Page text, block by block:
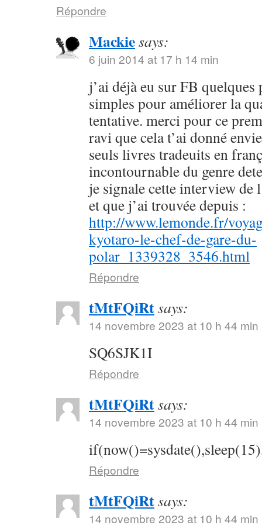
Répondre
Mackiesays:
6 juin 2014 at 17 h 14 min
j’ai déjà eu sur FB quelques
simples pour améliorer la
tentative. merci pour ce
ravi que cela t’ai donné
seuls livres tradeuits en
incontournable du genre
je signale cette interview de
et que j’ai trouvée depuis :
http://www.lemonde.fr/
kyotaro-le-chef-de-gare-du-
polar_1339328_3546.html
Répondre
tMtFQiRtsays:
14 novembre 2023 at 10 h 44 min
SQ6SJK1I
Répondre
tMtFQiRtsays:
14 novembre 2023 at 10 h 44 min
Répondre
tMtFQiRtsays:
14 novembre 2023 at 10 h 44 min